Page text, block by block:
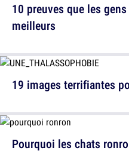
10 preuves que les
meilleurs
Pourquoi les chats
19 images terrifiantes